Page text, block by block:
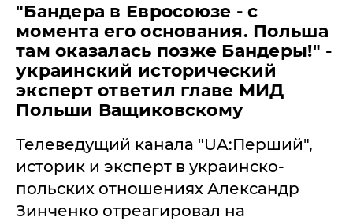
"Бандера в Евросоюзе - с
момента его основания. Польша
там оказалась позже Бандеры!" -
украинский исторический
эксперт ответил главе МИД
Польши Ващиковскому
Телеведущий канала "UA:Перший",
историк и эксперт в украинско-
польских отношениях Александр
Зинченко отреагировал на